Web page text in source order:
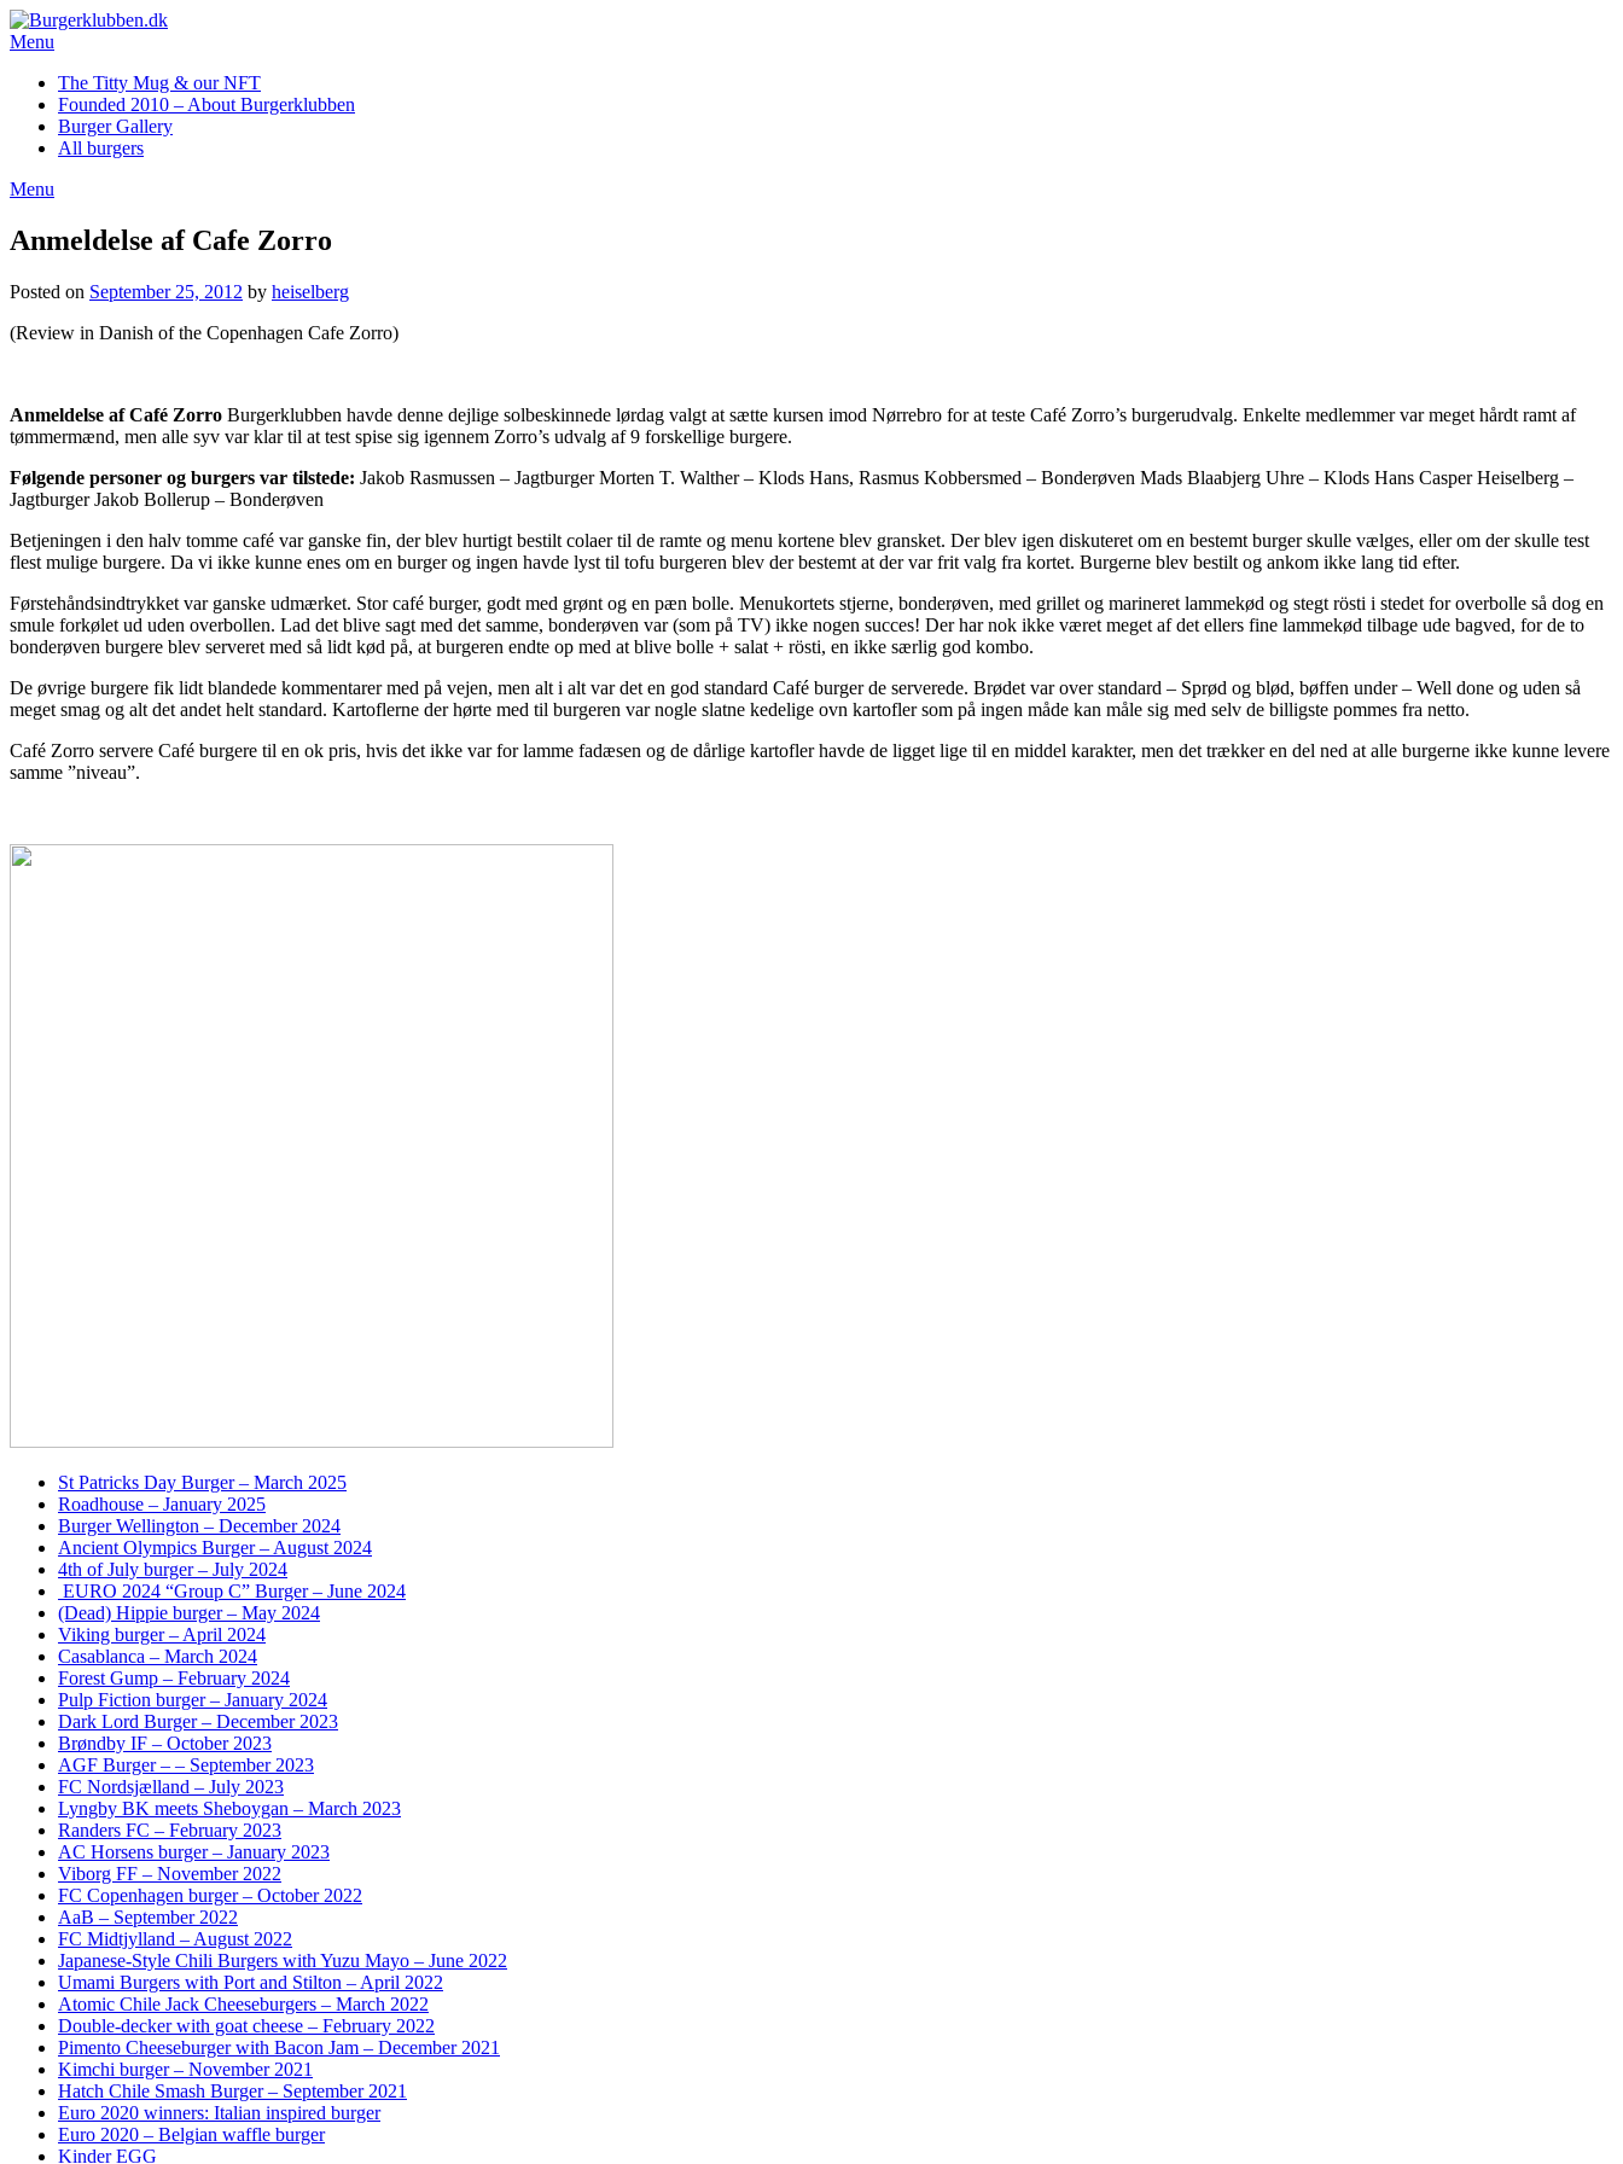
Skip
to
Menu
The Titty Mug & our NFT
Founded 2010 – About Burgerklubben
Burger Gallery
All burgers
Menu
Anmeldelse af Cafe Zorro
Posted on September 25, 2012 by heiselberg
(Review in Danish of the Copenhagen Cafe Zorro)
Anmeldelse af Café Zorro Burgerklubben havde denne dejlige solbeskinnede lørdag valgt at sætte kursen imod Nørrebro for at teste Café Zorro’s burgerudvalg. Enkelte medlemmer var meget hårdt ramt af
tømmermænd, men alle syv var klar til at test spise sig igennem Zorro’s udvalg af 9 forskellige burgere.
Følgende personer og burgers var tilstede: Jakob Rasmussen – Jagtburger Morten T. Walther – Klods Hans, Rasmus Kobbersmed – Bonderøven Mads Blaabjerg Uhre – Klods Hans Casper Heiselberg –
Jagtburger Jakob Bollerup – Bonderøven
Betjeningen i den halv tomme café var ganske fin, der blev hurtigt bestilt colaer til de ramte og menu kortene blev gransket. Der blev igen diskuteret om en bestemt burger skulle vælges, eller om der skulle test
flest mulige burgere. Da vi ikke kunne enes om en burger og ingen havde lyst til tofu burgeren blev der bestemt at der var frit valg fra kortet. Burgerne blev bestilt og ankom ikke lang tid efter.
Førstehåndsindtrykket var ganske udmærket. Stor café burger, godt med grønt og en pæn bolle. Menukortets stjerne, bonderøven, med grillet og marineret lammekød og stegt rösti i stedet for overbolle så dog en
smule forkølet ud uden overbollen. Lad det blive sagt med det samme, bonderøven var (som på TV) ikke nogen succes! Der har nok ikke været meget af det ellers fine lammekød tilbage ude bagved, for de to
bonderøven burgere blev serveret med så lidt kød på, at burgeren endte op med at blive bolle + salat + rösti, en ikke særlig god kombo.
De øvrige burgere fik lidt blandede kommentarer med på vejen, men alt i alt var det en god standard Café burger de serverede. Brødet var over standard – Sprød og blød, bøffen under – Well done og uden så
meget smag og alt det andet helt standard. Kartoflerne der hørte med til burgeren var nogle slatne kedelige ovn kartofler som på ingen måde kan måle sig med selv de billigste pommes fra netto.
Café Zorro servere Café burgere til en ok pris, hvis det ikke var for lamme fadæsen og de dårlige kartofler havde de ligget lige til en middel karakter, men det trækker en del ned at alle burgerne ikke kunne levere
samme ”niveau”.
St Patricks Day Burger – March 2025
Roadhouse – January 2025
Burger Wellington – December 2024
Ancient Olympics Burger – August 2024
4th of July burger – July 2024
EURO 2024 “Group C” Burger – June 2024
(Dead) Hippie burger – May 2024
Viking burger – April 2024
Casablanca – March 2024
Forest Gump – February 2024
Pulp Fiction burger – January 2024
Dark Lord Burger – December 2023
Brøndby IF – October 2023
AGF Burger – – September 2023
FC Nordsjælland – July 2023
Lyngby BK meets Sheboygan – March 2023
Randers FC – February 2023
AC Horsens burger – January 2023
Viborg FF – November 2022
FC Copenhagen burger – October 2022
AaB – September 2022
FC Midtjylland – August 2022
Japanese-Style Chili Burgers with Yuzu Mayo – June 2022
Umami Burgers with Port and Stilton – April 2022
Atomic Chile Jack Cheeseburgers – March 2022
Double-decker with goat cheese – February 2022
Pimento Cheeseburger with Bacon Jam – December 2021
Kimchi burger – November 2021
Hatch Chile Smash Burger – September 2021
Euro 2020 winners: Italian inspired burger
Euro 2020 – Belgian waffle burger
Kinder EGG